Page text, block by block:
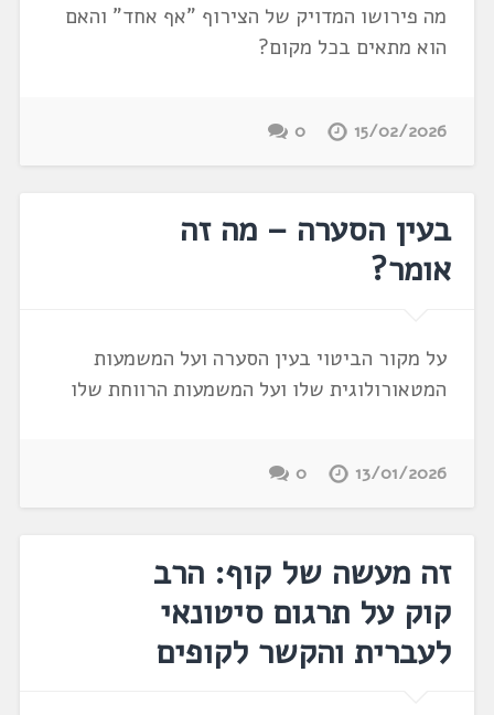
מה פירושו המדויק של הצירוף "אף אחד" והאם
הוא מתאים בכל מקום?
15/02/2026
0
בעין הסערה – מה זה
אומר?
על מקור הביטוי בעין הסערה ועל המשמעות
המטאורולוגית שלו ועל המשמעות הרווחת שלו
13/01/2026
0
זה מעשה של קוף: הרב
קוק על תרגום סיטונאי
לעברית והקשר לקופים